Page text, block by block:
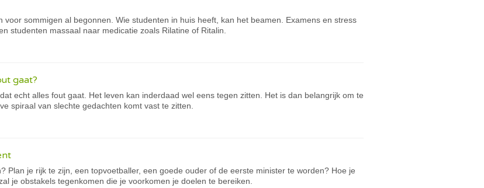
voor sommigen al begonnen. Wie studenten in huis heeft, kan het beamen. Examens en stress
studenten massaal naar medicatie zoals Rilatine of Ritalin.
gaat?
echt alles fout gaat. Het leven kan inderdaad wel eens tegen zitten. Het is dan belangrijk om te
spiraal van slechte gedachten komt vast te zitten.
Plan je rijk te zijn, een topvoetballer, een goede ouder of de eerste minister te worden? Hoe je
je obstakels tegenkomen die je voorkomen je doelen te bereiken.